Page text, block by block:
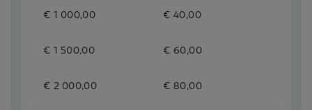
€ 1 000,00 € 40,00
€ 1 500,00 € 60,00
€ 2 000,00 € 80,00